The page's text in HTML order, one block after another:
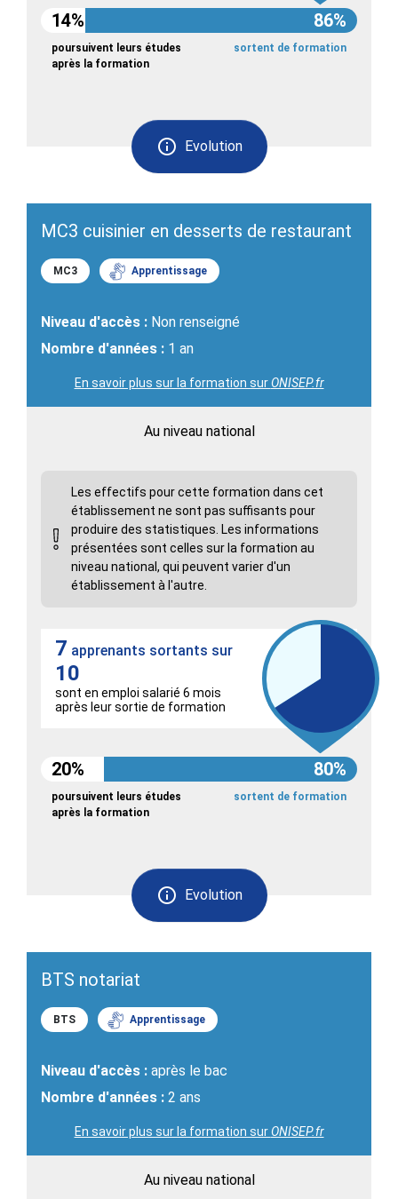
Evolution
14% 86%
poursuivent leurs études
après la formation
sortent de formation
MC3 cuisinier en desserts de restaurant
MC3 Apprentissage
Niveau d'accès : Non renseigné
Nombre d'années : 1 an
En savoir plus sur la formation surONISEP.fr
Au niveau national
Les effectifs pour cette formation dans cet
établissement ne sont pas suffisants pour
produire des statistiques. Les informations
présentées sont celles sur la formation au
niveau national, qui peuvent varier d'un
établissement à l'autre.
Evolution
7 apprenants sortants sur
10
sont en emploi salarié 6 mois
après leur sortie de formation
20% 80%
poursuivent leurs études
après la formation
sortent de formation
BTS notariat
BTS Apprentissage
Niveau d'accès : après le bac
Nombre d'années : 2 ans
En savoir plus sur la formation surONISEP.fr
Au niveau national